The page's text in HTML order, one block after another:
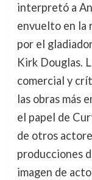
interpretó a
envuelto en la
por el
Kirk Douglas.
comercial y
las obras más
el papel de
de otros
producciones
imagen de